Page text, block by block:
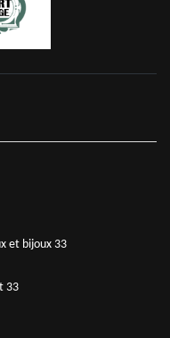
et bijoux 33
33